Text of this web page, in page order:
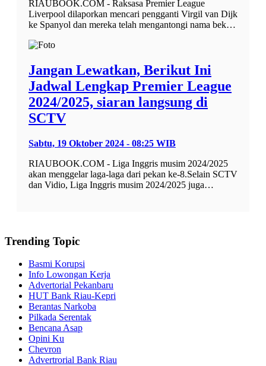
RIAUBOOK.COM - Raksasa Premier League
Liverpool dilaporkan mencari pengganti Virgil van Dijk
ke Spanyol dan mereka telah mengantongi nama bek…
Jangan Lewatkan, Berikut Ini
Jadwal Lengkap Premier League
2024/2025, siaran langsung di
SCTV
Sabtu, 19 Oktober 2024 - 08:25 WIB
RIAUBOOK.COM - Liga Inggris musim 2024/2025
akan menggelar laga-laga dari pekan ke-8.Selain SCTV
dan Vidio, Liga Inggris musim 2024/2025 juga…
Trending Topic
Basmi Korupsi
Info Lowongan Kerja
Advertorial Pekanbaru
HUT Bank Riau-Kepri
Berantas Narkoba
Pilkada Serentak
Bencana Asap
Opini Ku
Chevron
Advertrorial Bank Riau